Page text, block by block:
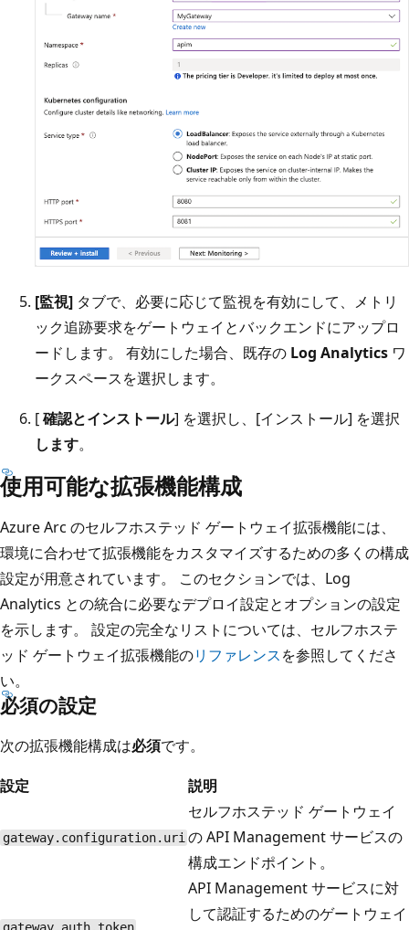
[監視] タブで、必要に応じて監視を有効にして、メトリ
ック追跡要求をゲートウェイとバックエンドにアップロ
ードします。 有効にした場合、既存の Log Analytics ワ
ークスペースを選択します。
[確認とインストール] を選択し、[インストール] を選択
します。
使用可能な拡張機能構成
Azure Arc のセルフホステッド ゲートウェイ拡張機能には、
環境に合わせて拡張機能をカスタマイズするための多くの構成
設定が用意されています。 このセクションでは、Log
Analytics との統合に必要なデプロイ設定とオプションの設定
を示します。 設定の完全なリストについては、セルフホステ
ッド ゲートウェイ拡張機能のリファレンスを参照してくださ
い。
必須の設定
次の拡張機能構成は必須です。
設定
説明
gateway.configuration.uri
セルフホステッド ゲートウェイ
の API Management サービスの
構成エンドポイント。
API Management サービスに対
して認証するためのゲートウェイ